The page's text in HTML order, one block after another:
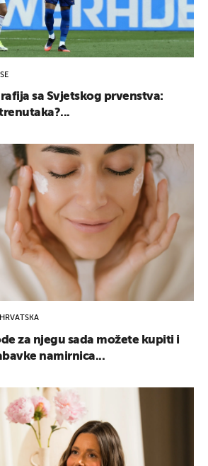
sa Svjetskog prvenstva:
za njegu sada možete kupiti i
namirnica...
NOTIFIKACIJE